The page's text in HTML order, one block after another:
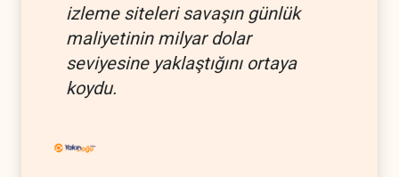
izleme siteleri savaşın günlük
maliyetinin milyar dolar
seviyesine yaklaştığını ortaya
koydu.